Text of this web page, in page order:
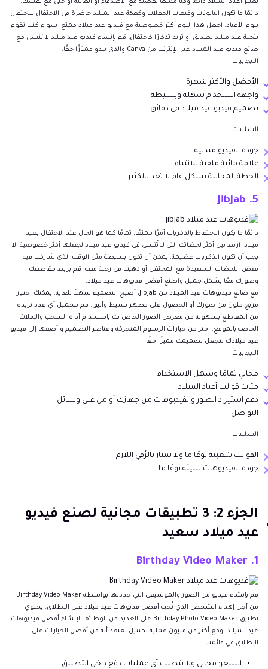
تعتبر أعياد الميلاد دائمًا وقتًا ممتعًا تقضيه مع الأصدقاء أو العائلة أو حتى مع نفسك.
دائمًا ما تكون البالونات وقبعات الحفلات وكعكة عيد الميلاد حاضرة في الاحتفال للاحتفال
بيوم الأعياد. اجعل هذا اليوم أكثر خصوصية مع فيديو عيد ميلاد ممتع! سواء كنت تقوم
بتحية عيد ميلاد لصديق أو تريد تذكارًا كاحتفال، قم بإنشاء فيديو عيد ميلاد لا يُنسى مع
صانع فيديو عيد الميلاد عبر الإنترنت من Canva والذي يبدو ممتازًا حقًا.
الايجابيات
الأفضل والأكثر شهرة
واجهة استخدام سهلة وبسيطة
تصميم فيديو عيد ميلاد في دقائق
السلبيات
جودة الفيديو متدنية
علامة مائية ملفتة للانتباه
الخطة المجانية بشكل عام لا تعد بالكثير
5. JibJab
دائمًا ما يكون الاحتفاظ بالذكريات أمرًا ممتعًا، تمامًا كما هو الحال عند الاحتفال بعيد
ميلاد. اربط بين أكثر لحظاتك التي لا تُنسى في فيديو عيد ميلاد لجعلها أكثر خصوصية. لا
يجب أن تكون الذكريات عظيمة. يمكن أن تكون بسيطة مثل الوقت الذي شاركت فيه
بعض اللحظات السعيدة مع المحتفل أو ذهبت في رحلة معه. قم بربط مقاطعك
وصورك معًا بشكل جميل واصنع أفضل فديوهات عيد ميلاد.
مع صانع فيديوهات عيد الميلاد من JibJab، أصبح التصميم سهلاً للغاية. يمكنك اختيار
مزيج ملون من صورك أو الحصول على مظهر بسيط وأنيق. قم بتحميل أي عدد تريده
من المقاطع بسهولة من معرض الصور الخاص بك باستخدام أداة السحب والإفلات
الخاصة بالموقع. اختر من خيارات الرسوم المتحركة وعناصر التصميم و أضفها إلى فيديو
عيد ميلادك لتجعل تصميمك مميزًا حقًا.
الايجابيات
مجاني تمامًا وسهل الاستخدام
مئات قوالب أعياد الميلاد
دعم استيراد الصور والفيديوهات من جهازك أو من على وسائل
التواصل
السلبيات
القوالب شعبية نوعًا ما ولا تمتاز بالرُقي اللازم
جودة الفيديوهات سيئة نوعًا ما
الجزء 2: 3 تطبيقات مجانية لصنع فيديو
عيد ميلاد سعيد
1. Birthday Video Maker
قم بإنشاء فيديو من الصور والموسيقى التي حددتها بواسطة Birthday Video Maker
من أجل إهداء الشخص الذي تُحبه أفضل فديوهات عيد ميلاد على الإطلاق. يحتوي
تطبيق Birthday Photo Video Maker على العديد من الوظائف لإنشاء أفضل فيديوهات
عيد الميلاد، ومع أكثر من مليون عملية تحميل نعتقد أنه من أفضل الخيارات على
الإطلاق في قائمتنا.
السعر: مجاني ولا يتطلب أي عمليات دفع داخل التطبيق